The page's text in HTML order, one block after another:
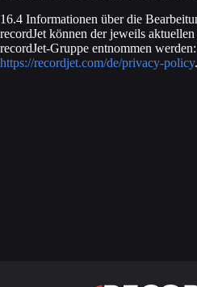
16.4 Informationen über die
recordJet können der jeweils
recordJet-Gruppe entnommen werden:
https://recordjet.com/de/privacy-policy.